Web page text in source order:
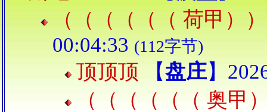
（（（（（（ 荷甲）
00:04:33 (112字节)
顶顶顶 【盘庄】
（（（（（（ 奥甲